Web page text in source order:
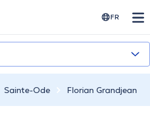
FR
Sainte-Ode Florian Grandjean